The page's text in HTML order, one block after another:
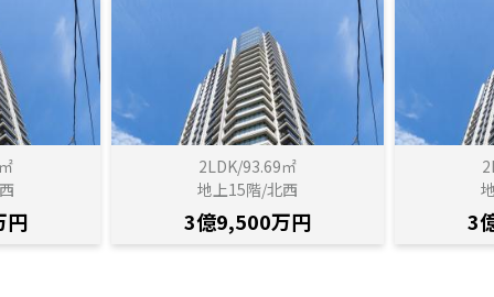
円
2LDK/93.69㎡
地上15階/北西
3億9,500万円 3